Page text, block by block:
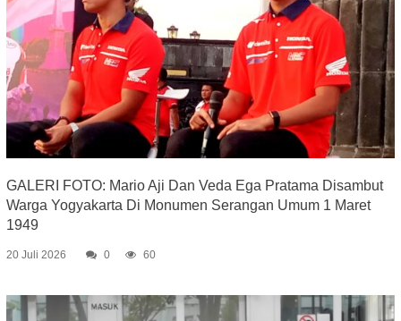
GALERI FOTO: Mario Aji Dan Veda Ega Pratama Disambut
Warga Yogyakarta Di Monumen Serangan Umum 1 Maret
1949
20 Juli 2026 0 60